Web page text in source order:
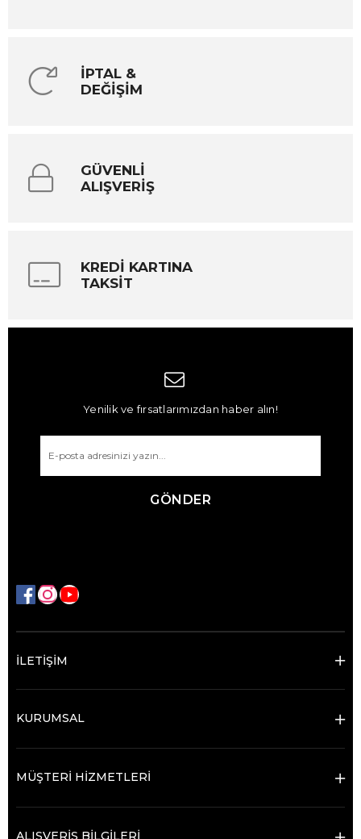
İPTAL &
DEĞİŞİM
GÜVENLİ
ALIŞVERİŞ
KREDİ KARTINA
TAKSİT
Yenilik ve fırsatlarımızdan haber alın!
GÖNDER
İLETİŞİM
KURUMSAL
MÜŞTERİ HİZMETLERİ
ALIŞVERİŞ BİLGİLERİ